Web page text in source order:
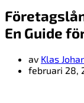
En Guide
av Klas
februari 28,